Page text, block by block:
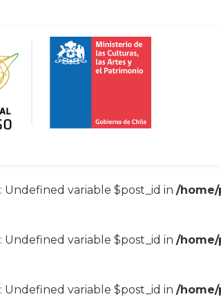
: Undefined variable $post_id in/
: Undefined variable $post_id in/
: Undefined variable $post_id in/